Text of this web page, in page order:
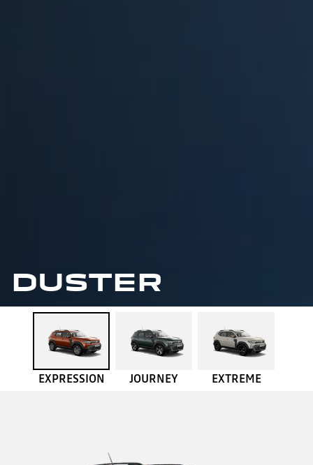
DUSTER
EXPRESSION JOURNEY EXTREME